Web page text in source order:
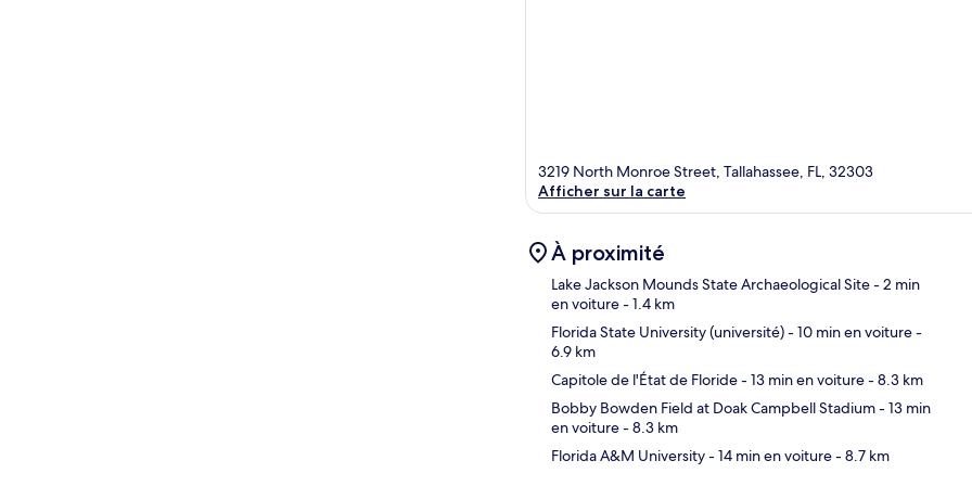
3219 North Monroe Street, Tallahassee, FL, 32303
Afficher sur la carte
À proximité
Lake Jackson Mounds State Archaeological Site- 2 min
en voiture- 1.4 km
Florida State University (université)- 10 min en voiture-
6.9 km
Capitole de l'État de Floride- 13 min en voiture- 8.3 km
Bobby Bowden Field at Doak Campbell Stadium- 13 min
en voiture- 8.3 km
Florida A&M University- 14 min en voiture- 8.7 km